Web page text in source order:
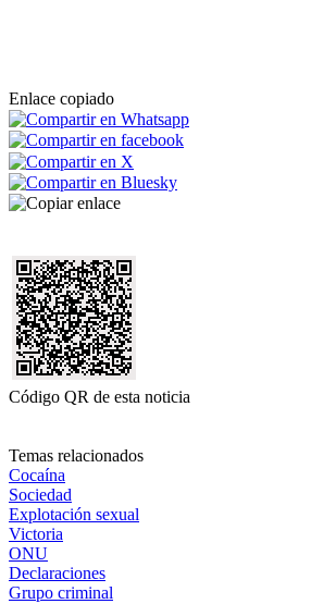
Enlace copiado
Código QR de esta noticia
Temas relacionados
Cocaína
Sociedad
Explotación sexual
Victoria
ONU
Declaraciones
Grupo criminal